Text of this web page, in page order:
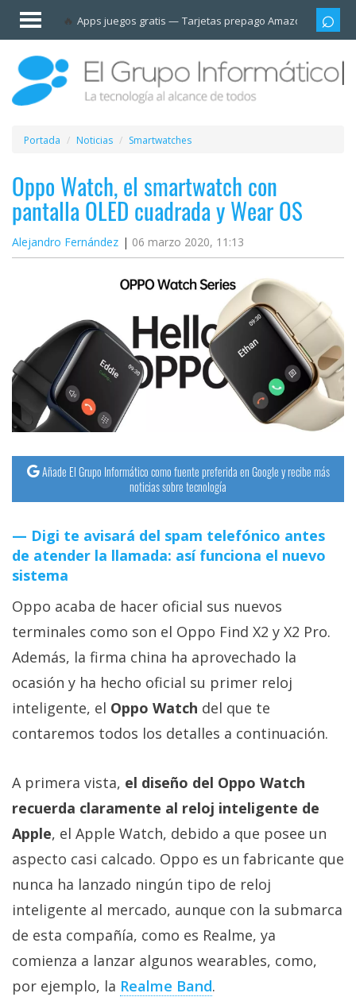
Apps juegos gratis Tarjetas prepago Amazon
Invitado
Iniciar
sesión /
Registrarse
Esenciales
Móviles
Ofertas
Apps
Plataformas
streaming
Operadores
Trucos
Tutoriales
Ciberseguridad
Sistemas
operativos
Profesional
+
Más
temas
Sorteos
Foros
Contacto
/
Sobre
nosotros
/
Publicidad
Portada Noticias Smartwatches
Oppo Watch, el smartwatch con
pantalla OLED cuadrada y Wear OS
Alejandro Fernández 06 marzo 2020, 11:13
Añade El Grupo Informático como fuente preferida en Google y recibe más
noticias sobre tecnología
Digi te avisará del spam telefónico antes
de atender la llamada: así funciona el nuevo
sistema
Oppo acaba de hacer oficial sus nuevos
terminales como son el Oppo Find X2 y X2 Pro.
Además, la firma china ha aprovechado la
ocasión y ha hecho oficial su primer reloj
inteligente, el Oppo Watch del que te
contaremos todos los detalles a continuación.
A primera vista, el diseño del Oppo Watch
recuerda claramente al reloj inteligente de
Apple, el Apple Watch, debido a que posee un
aspecto casi calcado. Oppo es un fabricante que
nunca ha lanzado ningún tipo de reloj
inteligente al mercado, aunque con la submarca
de esta compañía, como es Realme, ya
comienza a lanzar algunos wearables, como,
por ejemplo, la Realme Band.